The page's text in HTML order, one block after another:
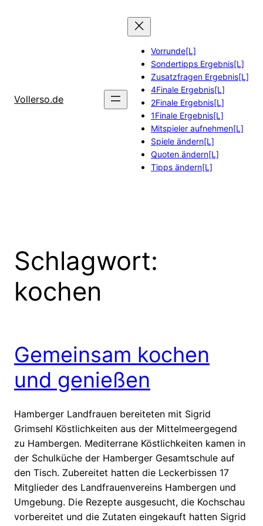
Vollerso.de
Vorrunde[L]
Sondertipps Ergebnis[L]
Zusatzfragen Ergebnis[L]
4Finale Ergebnis[L]
2Finale Ergebnis[L]
1Finale Ergebnis[L]
Mitspieler aufnehmen[L]
Spiele ändern[L]
Quoten ändern[L]
Tipps ändern[L]
Schlagwort:
kochen
Gemeinsam kochen
und genießen
Hamberger Landfrauen bereiteten mit Sigrid
Grimsehl Köstlichkeiten aus der Mittelmeergegend
zu Hambergen. Mediterrane Köstlichkeiten kamen in
der Schulküche der Hamberger Gesamtschule auf
den Tisch. Zubereitet hatten die Leckerbissen 17
Mitglieder des Landfrauenvereins Hambergen und
Umgebung. Die Rezepte ausgesucht, die Kochschau
vorbereitet und die Zutaten eingekauft hatten Sigrid